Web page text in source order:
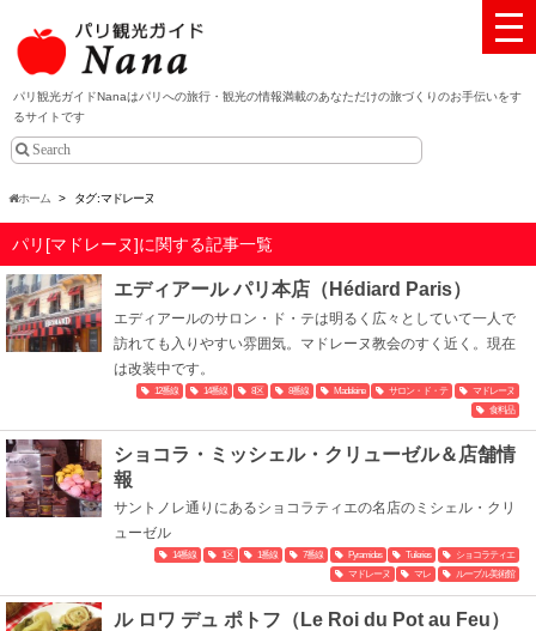
パリ観光ガイドNanaはパリへの旅行・観光の情報満載のあなただけの旅づくりのお手伝いをす
るサイトです
ホーム > タグ : マドレーヌ
パリ[マドレーヌ]に関する記事一覧
エディアール パリ本店（Hédiard Paris）
エディアールのサロン・ド・テは明るく広々としていて一人で
訪れても入りやすい雰囲気。マドレーヌ教会のすく近く。現在
は改装中です。
12番線 14番線 8区 8番線 Madeleine サロン・ド・テ
マドレーヌ
食料品
ショコラ・ミッシェル・クリューゼル＆店舗情
報
サントノレ通りにあるショコラティエの名店のミシェル・クリ
ューゼル
14番線 1区 1番線 7番線 Pyramides Tuileries
ショコラティエ
マドレーヌ
マレ ルーブル美術館
ル ロワ デュ ポトフ（Le Roi du Pot au Feu）